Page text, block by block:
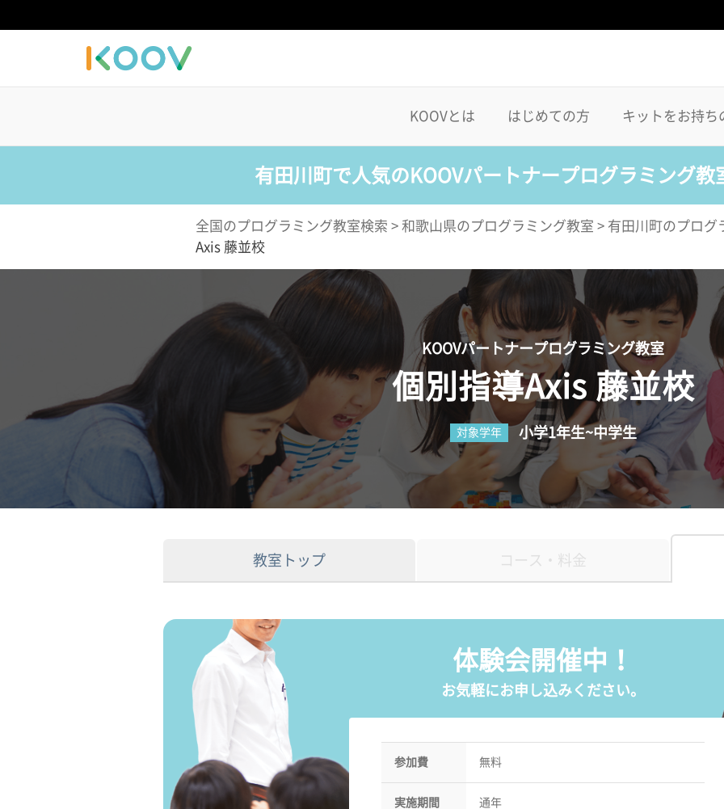
KOOVとは はじめての方 キットをお持ち
有田川町で人気のKOOVパートナープログラミング教
全国のプログラミング教室検索 > 和歌山県のプログラミング教室 > 有田川町のプログ
Axis 藤並校
KOOVパートナープログラミング教室
個別指導Axis 藤並校
対象学年 小学1年生~中学生
教室トップ コース・料金
体験会開催中！
お気軽にお申し込みください。
参加費 無料
実施期間 通年